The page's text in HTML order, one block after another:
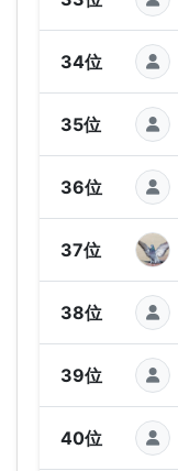
34位
35位
36位
37位
38位
39位
40位